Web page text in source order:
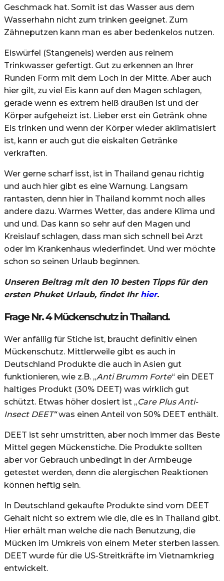
Geschmack hat. Somit ist das Wasser aus dem
Wasserhahn nicht zum trinken geeignet. Zum
Zähneputzen kann man es aber bedenkelos nutzen.
Eiswürfel (Stangeneis) werden aus reinem
Trinkwasser gefertigt. Gut zu erkennen an Ihrer
Runden Form mit dem Loch in der Mitte. Aber auch
hier gilt, zu viel Eis kann auf den Magen schlagen,
gerade wenn es extrem heiß draußen ist und der
Körper aufgeheizt ist. Lieber erst ein Getränk ohne
Eis trinken und wenn der Körper wieder aklimatisiert
ist, kann er auch gut die eiskalten Getränke
verkraften.
Wer gerne scharf isst, ist in Thailand genau richtig
und auch hier gibt es eine Warnung. Langsam
rantasten, denn hier in Thailand kommt noch alles
andere dazu. Warmes Wetter, das andere Klima und
und und. Das kann so sehr auf den Magen und
Kreislauf schlagen, dass man sich schnell bei Arzt
oder im Krankenhaus wiederfindet. Und wer möchte
schon so seinen Urlaub beginnen.
Unseren Beitrag mit den 10 besten Tipps für den
ersten Phuket Urlaub, findet Ihr hier.
Frage Nr. 4 Mückenschutz in Thailand.
Wer anfällig für Stiche ist, braucht definitiv einen
Mückenschutz. Mittlerweile gibt es auch in
Deutschland Produkte die auch in Asien gut
funktionieren, wie z.B. „Anti Brumm Forte“ ein DEET
haltiges Produkt (30% DEET) was wirklich gut
schützt. Etwas höher dosiert ist „Care Plus Anti-
Insect DEET“was einen Anteil von 50% DEET enthält.
DEET ist sehr umstritten, aber noch immer das Beste
Mittel gegen Mückenstiche. Die Produkte sollten
aber vor Gebrauch unbedingt in der Armbeuge
getestet werden, denn die alergischen Reaktionen
können heftig sein.
In Deutschland gekaufte Produkte sind vom DEET
Gehalt nicht so extrem wie die, die es in Thailand gibt.
Hier erhält man welche die nach Benutzung, die
Mücken im Umkreis von einem Meter sterben lassen.
DEET wurde für die US-Streitkräfte im Vietnamkrieg
entwickelt.